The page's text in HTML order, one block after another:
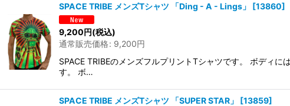
並び順
SPACE TRIBE メンズTシャツ 「Ding - A - Lings」 [13860]
9,200円(税込)
通常販売価格: 9,200円
SPACE TRIBEのメンズフルプリントTシャツです。 ボディ
す。 ボ…
SPACE TRIBE メンズTシャツ 「SUPER STAR」 [13859]